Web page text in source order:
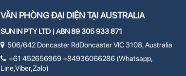
VĂN PHÒNG ĐẠI DIỆN TẠI AUSTRALIA
SUN IN PTY LTD | ABN 89 305 933 871
506/642 Doncaster RdDoncaster VIC 3108, Australia
+61 452656969 +84936066286 (Whatsapp,
Line,Viber,Zalo)